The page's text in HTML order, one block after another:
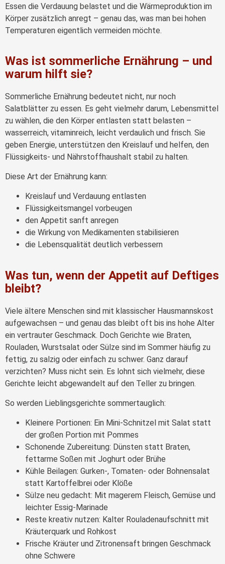
Essen die Verdauung belastet und die Wärmeproduktion im
Körper zusätzlich anregt – genau das, was man bei hohen
Temperaturen eigentlich vermeiden möchte.
Was ist sommerliche Ernährung – und
warum hilft sie?
Sommerliche Ernährung bedeutet nicht, nur noch
Salatblätter zu essen. Es geht vielmehr darum, Lebensmittel
zu wählen, die den Körper entlasten statt belasten –
wasserreich, vitaminreich, leicht verdaulich und frisch. Sie
geben Energie, unterstützen den Kreislauf und helfen, den
Flüssigkeits- und Nährstoffhaushalt stabil zu halten.
Diese Art der Ernährung kann:
Kreislauf und Verdauung entlasten
Flüssigkeitsmangel vorbeugen
den Appetit sanft anregen
die Wirkung von Medikamenten stabilisieren
die Lebensqualität deutlich verbessern
Was tun, wenn der Appetit auf Deftiges
bleibt?
Viele ältere Menschen sind mit klassischer Hausmannskost
aufgewachsen – und genau das bleibt oft bis ins hohe Alter
ein vertrauter Geschmack. Doch Gerichte wie Braten,
Rouladen, Wurstsalat oder Sülze sind im Sommer häufig zu
fettig, zu salzig oder einfach zu schwer. Ganz darauf
verzichten? Muss nicht sein. Es lohnt sich vielmehr, diese
Gerichte leicht abgewandelt auf den Teller zu bringen.
So werden Lieblingsgerichte sommertauglich:
Kleinere Portionen: Ein Mini-Schnitzel mit Salat statt
der großen Portion mit Pommes
Schonende Zubereitung: Dünsten statt Braten,
fettarme Soßen mit Joghurt oder Brühe
Kühle Beilagen: Gurken-, Tomaten- oder Bohnensalat
statt Kartoffelbrei oder Klöße
Sülze neu gedacht: Mit magerem Fleisch, Gemüse und
leichter Essig-Marinade
Reste kreativ nutzen: Kalter Rouladenaufschnitt mit
Kräuterquark und Rohkost
Frische Kräuter und Zitronensaft bringen Geschmack
ohne Schwere